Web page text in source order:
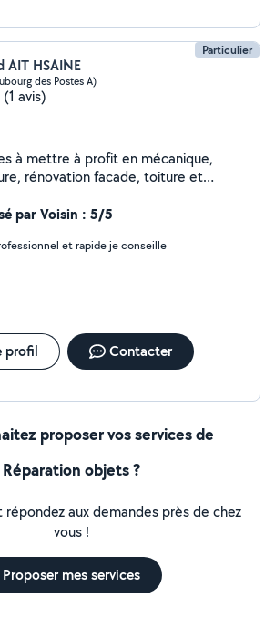
Particulier
AIT HSAINE
des Postes A)
(1 avis)
à mettre à profit en mécanique,
rénovation facade, toiture et
par Voisin : 5/5
et rapide je conseille
profil Contacter
proposer vos services de
Réparation objets ?
répondez aux demandes près de chez
vous !
Proposer mes services